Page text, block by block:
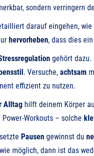
sondern verringern
darauf eingehen,
hervorheben, dass dies ein
gehört dazu.
. Versuche, achtsam
effizient zu nutzen.
Alltag hilft deinem Körper
Workouts – solche
Pausen gewinnst du
möglich, dann ist das